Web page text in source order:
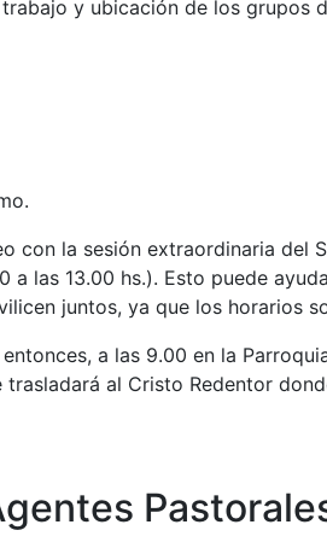
trabajo y ubicación de los grupos
con la sesión extraordinaria del
a las 13.00 hs.). Esto puede
juntos, ya que los horarios
a las 9.00 en la
al Cristo Redentor